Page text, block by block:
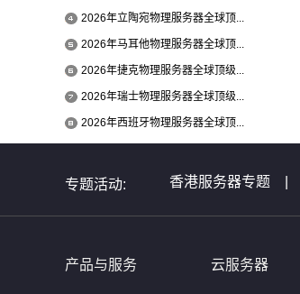
2026年立陶宛物理服务器全球顶...
2026年马耳他物理服务器全球顶...
2026年捷克物理服务器全球顶级...
2026年瑞士物理服务器全球顶级...
2026年西班牙物理服务器全球顶...
专题活动: 香港服务器专题
全球服务器介绍专题
产品与服务
云服务器